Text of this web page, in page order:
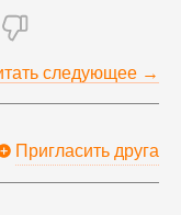
следующее →
Пригласить друга